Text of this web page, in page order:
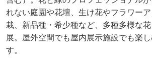
れない庭園や花壇、生け花やフラワー
栽、新品種・希少種など、多種多様な
展。屋外空間でも屋内展示施設でも楽
す。